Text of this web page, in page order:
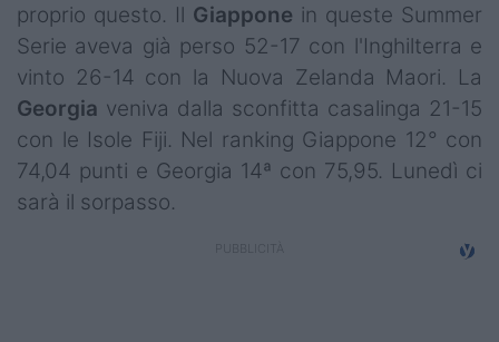
proprio questo. Il Giappone in queste Summer
Serie aveva già perso 52-17 con l'Inghilterra e
vinto 26-14 con la Nuova Zelanda Maori. La
Georgia veniva dalla sconfitta casalinga 21-15
con le Isole Fiji. Nel ranking Giappone 12° con
74,04 punti e Georgia 14ª con 75,95. Lunedì ci
sarà il sorpasso.